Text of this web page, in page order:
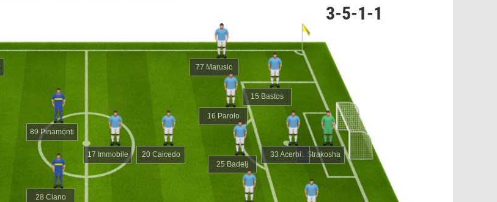
3-5-1-1
1 Strakosha
15 Bastos
33 Acerbi
77 Marusic
16 Parolo
25 Badelj
28 Ciano
20 Caicedo
89 Pinamonti
17 Immobile